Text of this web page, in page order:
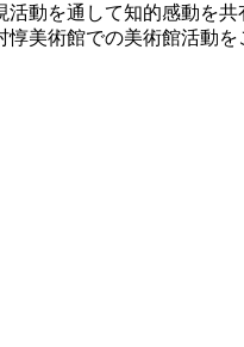
動を通して知的感動を
美術館での美術館活動